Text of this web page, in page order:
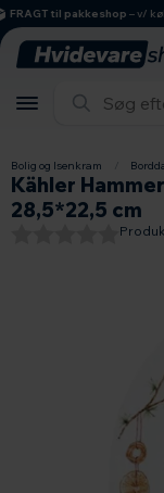
hovedindhold
søgning
navigation
indkøbskurv
til pakkeshop– v/ køb
Bolig og Isenkram
Kähler
28,5*22,5 cm